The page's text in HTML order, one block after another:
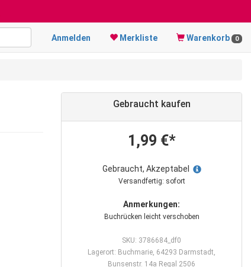
Anmelden Merkliste Warenkorb 0
Gebraucht kaufen
1,99 €*
Gebraucht, Akzeptabel
Versandfertig: sofort
Anmerkungen:
Buchrücken leicht verschoben
SKU: 3786684_df0
Lagerort: Buchmarie, 64293 Darmstadt,
Bunsenstr. 14a Regal 2506